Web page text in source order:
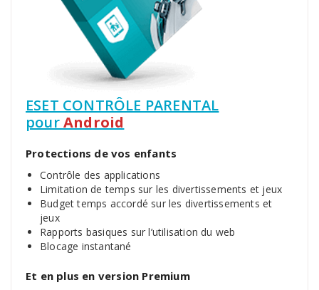
ESET CONTRÔLE PARENTAL
pourAndroid
Protections de vos enfants
Contrôle des applications
Limitation de temps sur les divertissements et jeux
Budget temps accordé sur les divertissements et
jeux
Rapports basiques sur l’utilisation du web
Blocage instantané
Et en plus en version Premium